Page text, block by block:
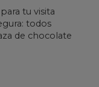
tu visita
todos
de chocolate